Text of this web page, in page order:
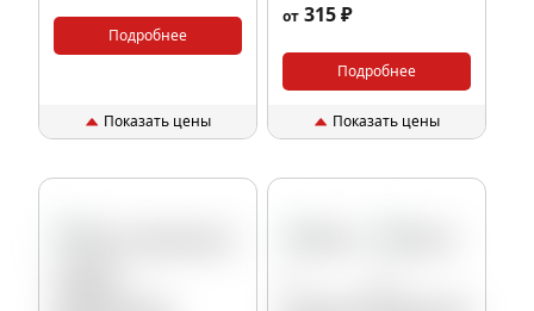
Подробнее
Показать цены
от 315 ₽
Подробнее
Показать цены